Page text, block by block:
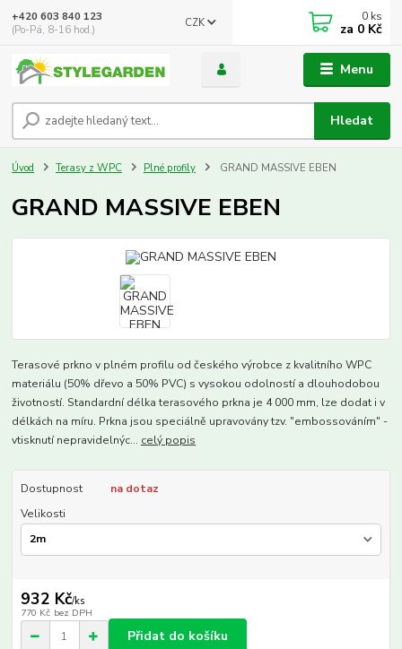
Menu
CZK
Hledat
+420 603 840 123
(Po-Pá, 8-16 hod.)
0 ks
za 0 Kč
Úvod Terasy z WPC Plné profily GRAND MASSIVE EBEN
GRAND MASSIVE EBEN
Terasové prkno v plném profilu od českého výrobce z kvalitního WPC
materiálu (50% dřevo a 50% PVC) s vysokou odolností a dlouhodobou
životností. Standardní délka terasového prkna je 4 000 mm, lze dodat i v
délkách na míru. Prkna jsou speciálně upravovány tzv. "embossováním" -
vtisknutí nepravidelnýc... celý popis
Dostupnost
na dotaz
Velikosti
932 Kč/ks
770 Kč bez DPH
Přidat do košíku